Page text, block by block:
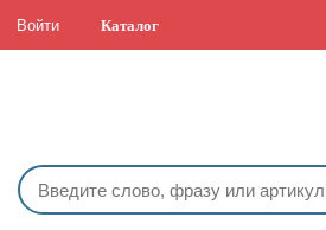
Войти Каталог